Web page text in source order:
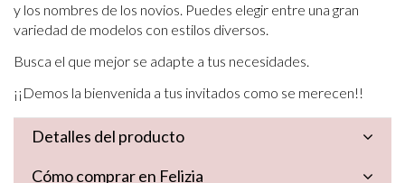
y los nombres de los novios. Puedes elegir entre una gran
variedad de modelos con estilos diversos.
Busca el que mejor se adapte a tus necesidades.
¡¡Demos la bienvenida a tus invitados como se merecen!!
Detalles del producto
Cómo comprar en Felizia